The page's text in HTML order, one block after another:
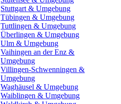
Stuttgart & Umgebung
Tübingen & Umgebung
Tuttlingen & Umgebung
Überlingen & Umgebung
Ulm & Umgebung
Vaihingen an der Enz &
Umgebung
Villingen-Schwenningen &
Umgebung
Waghäusel & Umgebung
Waiblingen & Umgebung